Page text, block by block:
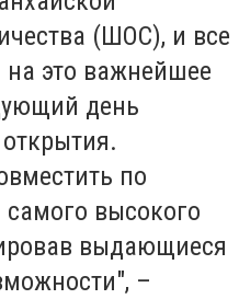
(ШОС), и все
это важнейшее
день
по
высокого
выдающиеся
–